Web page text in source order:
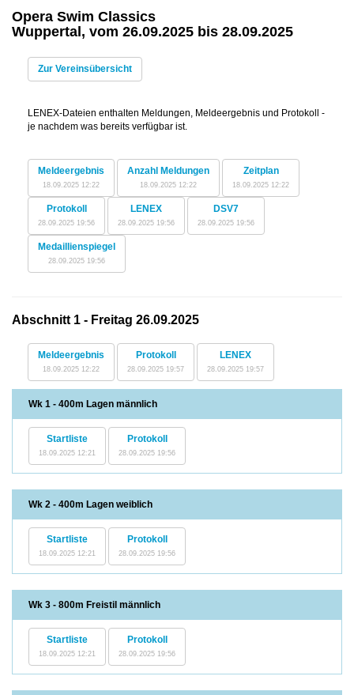
Opera Swim Classics
Wuppertal, vom 26.09.2025 bis 28.09.2025
Zur Vereinsübersicht
LENEX-Dateien enthalten Meldungen, Meldeergebnis und Protokoll -
je nachdem was bereits verfügbar ist.
Meldeergebnis
18.09.2025 12:22
Anzahl Meldungen
18.09.2025 12:22
Zeitplan
18.09.2025 12:22
Protokoll
28.09.2025 19:56
LENEX
28.09.2025 19:56
DSV7
28.09.2025 19:56
Medaillienspiegel
28.09.2025 19:56
Abschnitt 1 - Freitag 26.09.2025
Meldeergebnis
18.09.2025 12:22
Protokoll
28.09.2025 19:57
LENEX
28.09.2025 19:57
Wk 1 - 400m Lagen männlich
Startliste
18.09.2025 12:21
Protokoll
28.09.2025 19:56
Wk 2 - 400m Lagen weiblich
Startliste
18.09.2025 12:21
Protokoll
28.09.2025 19:56
Wk 3 - 800m Freistil männlich
Startliste
18.09.2025 12:21
Protokoll
28.09.2025 19:56